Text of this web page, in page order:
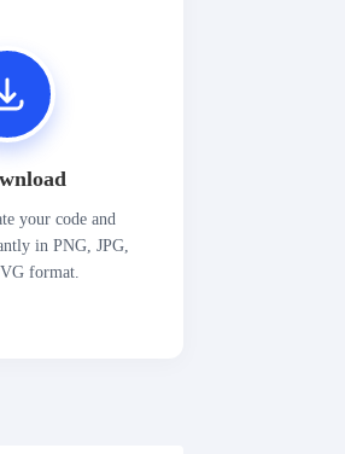
your code and
in PNG, JPG,
format.